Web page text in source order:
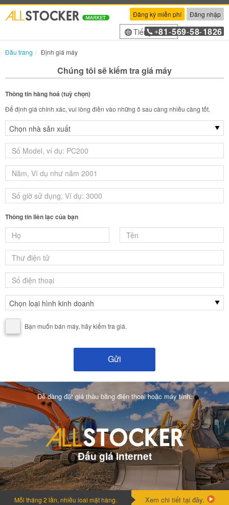
Đăng ký miễn phí Đăng nhập
Tiếng Việt
+81 -569-58-1826
Đầu trang Định giá máy
Chúng tôi sẽ kiểm tra giá máy
Thông tin hàng hoá (tuỳ chọn)
Để định giá chính xác, vui lòng điền vào những ô sau càng nhiều càng tốt.
Thông tin liên lạc của bạn
Bạn muốn bán máy, hãy kiểm tra giá.
Dễ dàng đặt giá thầu bằng điện thoại hoặc máy tính.
Đấu giá internet
Mỗi tháng 2 lần, nhiều loai mặt hàng. Xem chi tiết tại đây.